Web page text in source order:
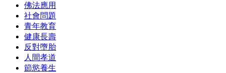
佛法應用
社會問題
青年教育
健康長壽
反對墮胎
人間孝道
節慾養生